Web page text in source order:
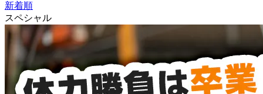
新着順
スペシャル